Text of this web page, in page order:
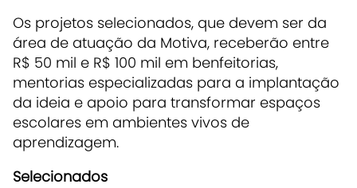
Os projetos selecionados, que devem ser da
área de atuação da Motiva, receberão entre
R$ 50 mil e R$ 100 mil em benfeitorias,
mentorias especializadas para a implantação
da ideia e apoio para transformar espaços
escolares em ambientes vivos de
aprendizagem.
Selecionados